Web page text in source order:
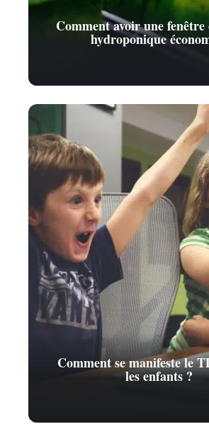
Comment avoir une fenêtre
hydroponique
Comment se manifeste le
les enfants ?